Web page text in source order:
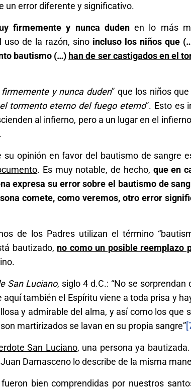
un error diferente y significativo.
firmemente y nunca dudenen lo más
uso de la razón, sino incluso los niños que
bautismo (…) han de ser castigados en el
y nunca duden” que los niños
tormento eterno del fuego eterno”. Esto es
al infierno, pero a un lugar en el
.
opinión en favor del bautismo de sangre
. Es muy notable, de hecho, que en
expresa su error sobre el bautismo de
comete, como veremos, otro error
de los Padres utilizan el término
bautizado, no como un posible reemplazo
San Luciano, siglo 4 d.C.: “No se sorprendan
también el Espíritu viene a toda prisa y
y admirable del alma, y así como los que
martirizados se lavan en su propia sangre”
San Luciano, una persona ya
Damasceno lo describe de la misma
bien comprendidas por nuestros